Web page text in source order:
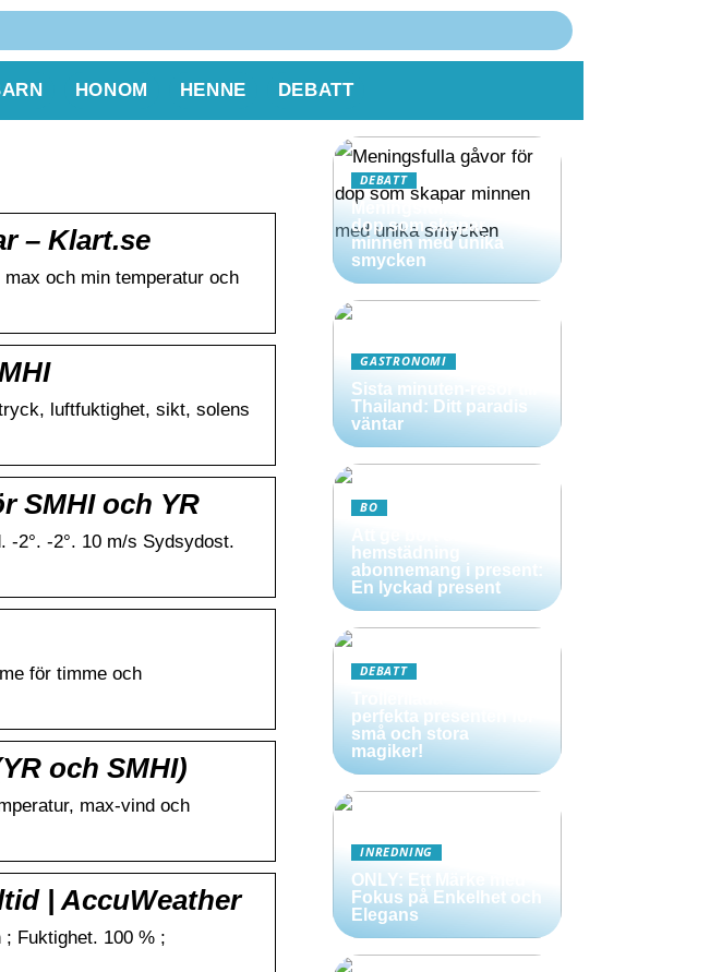
HONOM HENNE DEBATT
– Klart.se
och min temperatur och
luftfuktighet, sikt, solens
SMHI och YR
-2°. -2°. 10 m/s Sydsydost.
för timme och
och SMHI)
max-vind och
| AccuWeather
Fuktighet. 100 % ;
DEBATT
Meningsfulla gåvor för
dop som skapar
minnen med unika
smycken
GASTRONOMI
Sista minuten-resor till
Thailand: Ditt paradis
väntar
BO
hemstädning
abonnemang i present:
En lyckad present
DEBATT
perfekta presenten för
små och stora
magiker!
INREDNING
ONLY: Ett Märke med
Fokus på Enkelhet och
Elegans